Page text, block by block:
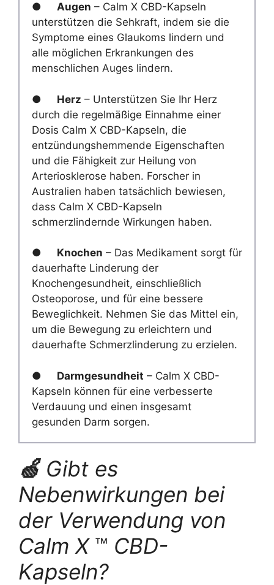
● Augen – Calm X CBD-Kapseln
unterstützen die Sehkraft, indem sie die
Symptome eines Glaukoms lindern und
alle möglichen Erkrankungen des
menschlichen Auges lindern.
● Herz – Unterstützen Sie Ihr Herz
durch die regelmäßige Einnahme einer
Dosis Calm X CBD-Kapseln, die
entzündungshemmende Eigenschaften
und die Fähigkeit zur Heilung von
Arteriosklerose haben. Forscher in
Australien haben tatsächlich bewiesen,
dass Calm X CBD-Kapseln
schmerzlindernde Wirkungen haben.
● Knochen – Das Medikament sorgt für
dauerhafte Linderung der
Knochengesundheit, einschließlich
Osteoporose, und für eine bessere
Beweglichkeit. Nehmen Sie das Mittel ein,
um die Bewegung zu erleichtern und
dauerhafte Schmerzlinderung zu erzielen.
● Darmgesundheit – Calm X CBD-
Kapseln können für eine verbesserte
Verdauung und einen insgesamt
gesunden Darm sorgen.
🍏 Gibt es
Nebenwirkungen bei
der Verwendung von
Calm X™ CBD-
Kapseln?